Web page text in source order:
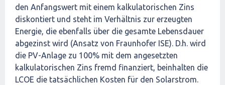
den Anfangswert mit einem kalkulatorischen Zins
diskontiert und steht im Verhältnis zur erzeugten
Energie, die ebenfalls über die gesamte Lebensdauer
abgezinst wird (Ansatz von Fraunhofer ISE). D.h. wird
die PV-Anlage zu 100% mit dem angesetzten
kalkulatorischen Zins fremd finanziert, beinhalten die
LCOE die tatsächlichen Kosten für den Solarstrom.